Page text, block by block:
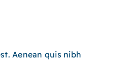
Aenean quis nibh